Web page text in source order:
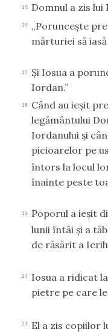
15 Domnul a zis lui
16 „Porunceşte
mărturiei să
17
Şi Iosua a
Iordan.”
18
Când au ieşit
legământului
Iordanului şi
picioarelor pe
întors la locul
înainte peste
19
Poporul a ieşit
lunii întâi şi a
de răsărit a
20 Iosua a ridicat
pietre pe care
21 El a zis copiilor